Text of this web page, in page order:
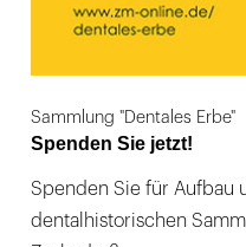
Sammlung "Dentales Erbe"
Spenden Sie jetzt!
Spenden Sie für Aufbau
dentalhistorischen